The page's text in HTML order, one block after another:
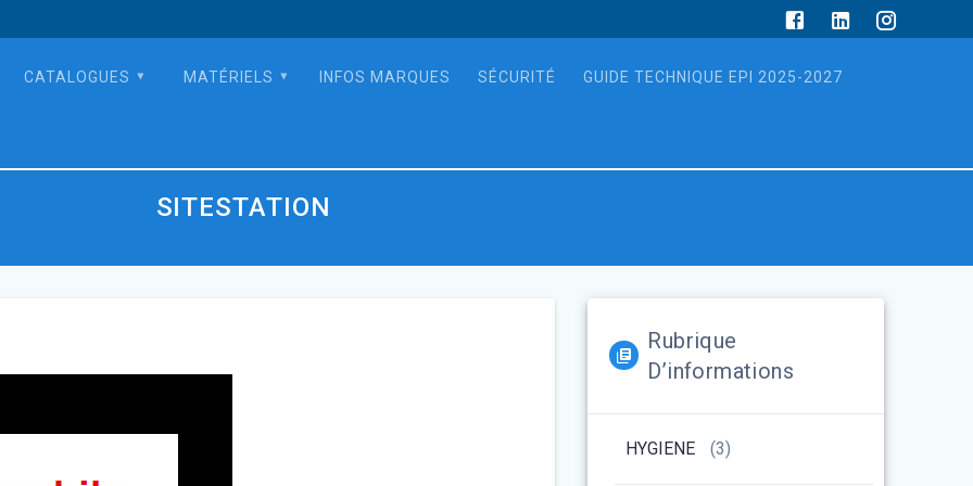
CATALOGUES MATÉRIELS INFOS MARQUES SÉCURITÉ GUIDE TECHNIQUE EPI 2025-2027
SITESTATION
Rubrique
D’informations
HYGIENE (3)